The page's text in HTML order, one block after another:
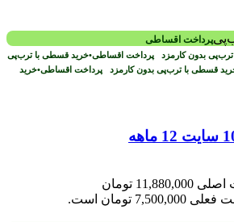
پرداخت اقساطی
بدون کارمزد پرداخت اقساطی•خرید قسطی با ترب‌پی
قسطی با ترب‌پی بدون کارمزد پرداخت اقساطی•خرید
قیمت اصلی 11,880,000 تومان
7,500,000 تومان است.